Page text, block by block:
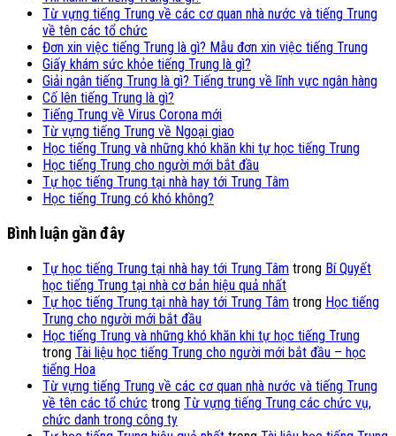
Từ vựng tiếng Trung về các cơ quan nhà nước và tiếng Trung
về tên các tổ chức
Đơn xin việc tiếng Trung là gì? Mẫu đơn xin việc tiếng Trung
Giấy khám sức khỏe tiếng Trung là gì?
Giải ngân tiếng Trung là gì? Tiếng trung về lĩnh vực ngân hàng
Cố lên tiếng Trung là gì?
Tiếng Trung về Virus Corona mới
Từ vựng tiếng Trung về Ngoại giao
Học tiếng Trung và những khó khăn khi tự học tiếng Trung
Học tiếng Trung cho người mới bắt đầu
Tự học tiếng Trung tại nhà hay tới Trung Tâm
Học tiếng Trung có khó không?
Bình luận gần đây
Tự học tiếng Trung tại nhà hay tới Trung Tâm trong Bí Quyết
học tiếng Trung tại nhà cơ bản hiệu quả nhất
Tự học tiếng Trung tại nhà hay tới Trung Tâm trong Học tiếng
Trung cho người mới bắt đầu
Học tiếng Trung và những khó khăn khi tự học tiếng Trung
trong Tài liệu học tiếng Trung cho người mới bắt đầu – học
tiếng Hoa
Từ vựng tiếng Trung về các cơ quan nhà nước và tiếng Trung
về tên các tổ chức trong Từ vựng tiếng Trung các chức vụ,
chức danh trong công ty